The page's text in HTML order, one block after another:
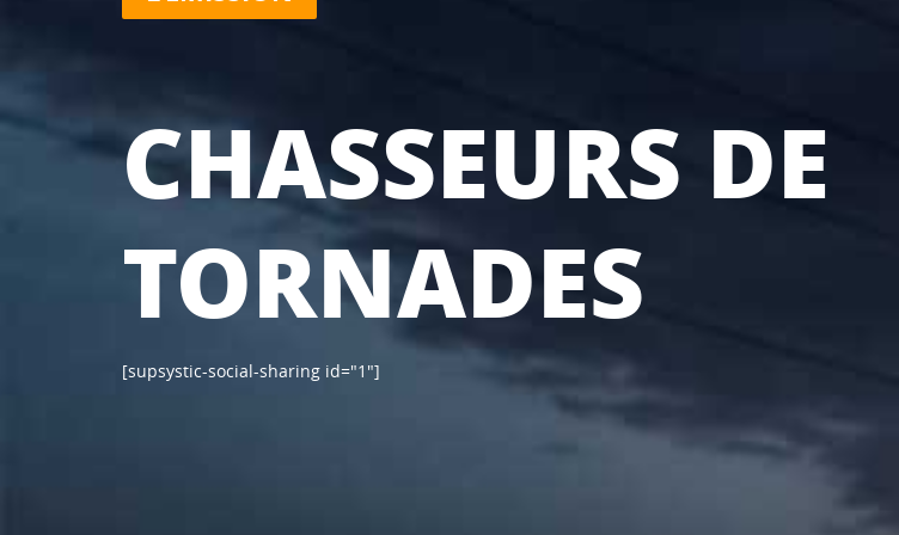
CHASSEURS DE
TORNADES
[supsystic-social-sharing id="1"]